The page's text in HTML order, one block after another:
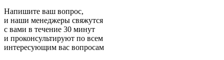
Напишите ваш вопрос,
и наши менеджеры свяжутся
с вами в течение 30 минут
и проконсультируют по всем
интересующим вас вопросам